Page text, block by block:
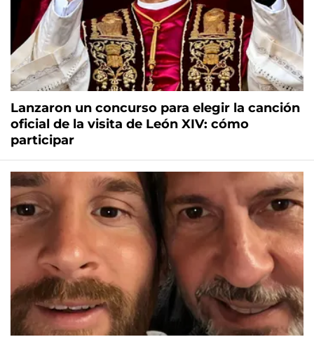
Lanzaron un concurso para elegir la canción
oficial de la visita de León XIV: cómo
participar